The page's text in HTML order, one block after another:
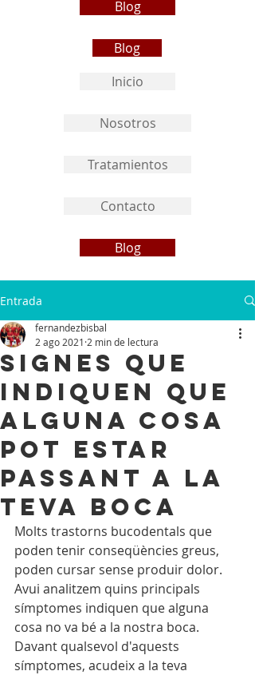
Blog
Blog
Inicio
Nosotros
Tratamientos
Contacto
Blog
Entrada
Signes que
indiquen que
alguna cosa
pot estar
passant a la
teva boca
fernandezbisbal
2 ago 2021 2 min de lectura
Molts trastorns bucodentals que
poden tenir conseqüències greus,
poden cursar sense produir dolor.
Avui analitzem quins principals
símptomes indiquen que alguna
cosa no va bé a la nostra boca.
Davant qualsevol d'aquests
símptomes, acudeix a la teva